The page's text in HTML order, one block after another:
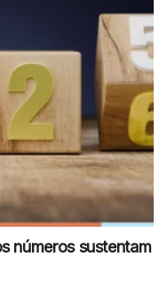
números sustentam